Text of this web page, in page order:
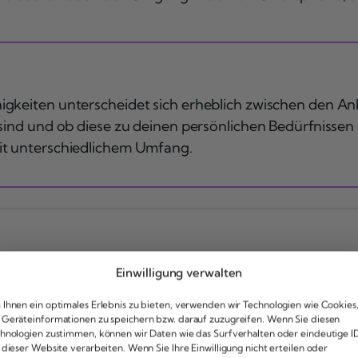
Einwilligung verwalten
Ihnen ein optimales Erlebnis zu bieten, verwenden wir Technologien wie Cookies,
zu speichern bzw. darauf zuzugreifen. Wenn Sie diesen
zustimmen, können wir Daten wie das Surfverhalten oder eindeutige
Website verarbeiten. Wenn Sie Ihre Einwilligung nicht erteilen oder
unterscheidet sich erheblich zwischen den
und ob diese zu deinen persönlichen
unterschiedlichem Umfang.
eine
monatliche Rente, sobald du eine oder mehrere